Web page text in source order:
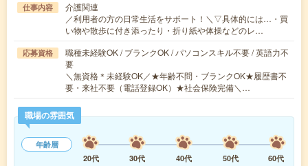
仕事内容
介護関連
／利用者の方の日常生活をサポート！＼▽具体的には…・買
い物や散歩に付き添ったり・折り紙や体操などのレ…
応募資格
職種未経験OK / ブランクOK / パソコンスキル不要 / 英語力不
要
＼無資格＊未経験OK／★年齢不問・ブランクOK★履歴書不
要・来社不要（電話登録OK）★社会保険完備＼…
職場の雰囲気
年齢層
20代
30代 40代 50代
60代